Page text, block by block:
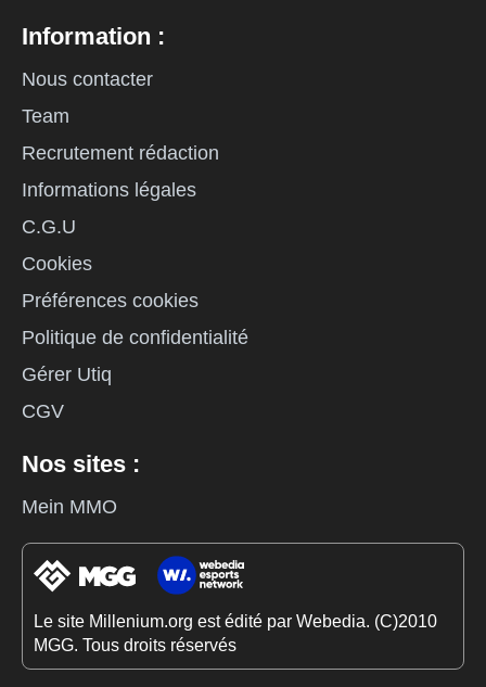
Information :
Nous contacter
Team
Recrutement rédaction
Informations légales
C.G.U
Cookies
Préférences cookies
Politique de confidentialité
Gérer Utiq
CGV
Nos sites :
Mein MMO
Le site Millenium.org est édité par Webedia. (C)2010
MGG. Tous droits réservés